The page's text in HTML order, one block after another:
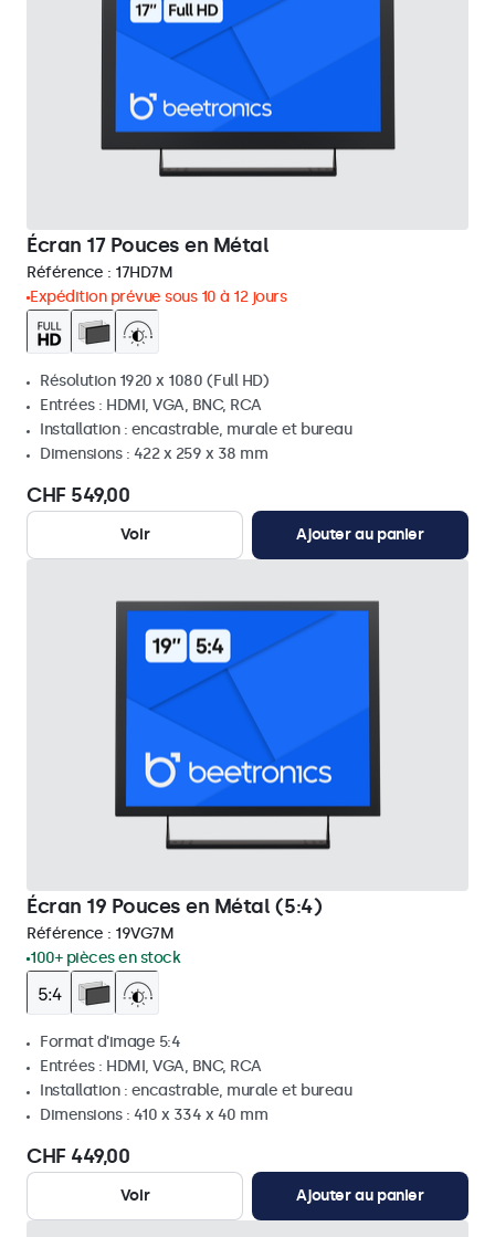
Écran 17 Pouces en Métal
Référence : 17HD7M
Expédition prévue sous 10 à 12 jours
Résolution 1920 x 1080 (Full HD)
Entrées : HDMI, VGA, BNC, RCA
Installation : encastrable, murale et bureau
Dimensions : 422 x 259 x 38 mm
CHF 549,00
Voir Ajouter au panier
Écran 19 Pouces en Métal (5:4)
Référence : 19VG7M
100+ pièces en stock
Format d'image 5:4
Entrées : HDMI, VGA, BNC, RCA
Installation : encastrable, murale et bureau
Dimensions : 410 x 334 x 40 mm
CHF 449,00
Voir Ajouter au panier